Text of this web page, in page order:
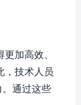
加高效、
，技术人员
通过这些